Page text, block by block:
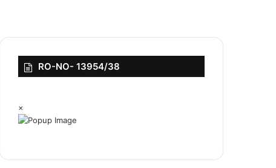
RO-NO- 13954/38
×